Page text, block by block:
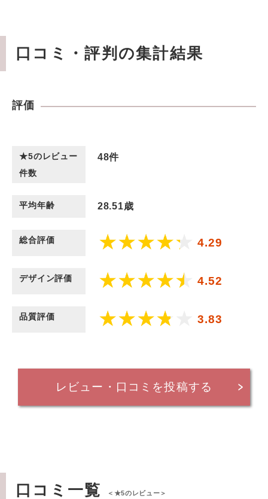
口コミ・評判の集計結果
評価
★5のレビュー
件数
48件
平均年齢 28.51歳
総合評価 4.29
デザイン評価 4.52
品質評価 3.83
レビュー・口コミを投稿する
口コミ一覧 ＜★5のレビュー＞